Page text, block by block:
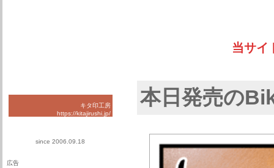
キタ印工房
https://kitajirushi.jp/
since 2006.09.18
広告
当サイ
本日発売の